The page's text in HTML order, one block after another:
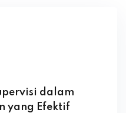
dalam
yang Efektif